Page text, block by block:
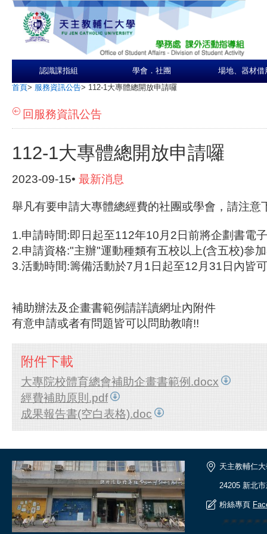
認識課指組 學會．社團 場地、器材借
首頁> 服務資訊公告> 112-1大專體總開放申請囉
回服務資訊公告
112-1大專體總開放申請囉
2023-09-15• 最新消息
舉凡有要申請大專體總經費的社團或學會，請注意
1.申請時間:即日起至112年10月2日前將企劃書電
2.申請資格:"主辦"運動種類有五校以上(含五校)參
3.活動時間:籌備活動於7月1日起至12月31日內皆
補助辦法及企畫書範例請詳讀網址內附件
有意申請或者有問題皆可以問助教唷!!
附件下載
大專院校體育總會補助企畫書範例.docx
經費補助原則.pdf
成果報告書(空白表格).doc
天主教輔仁
24205 新北
粉絲專頁